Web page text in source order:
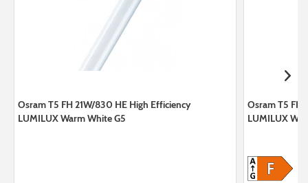
Osram T5 FH 21W/830 HE High Efficiency
LUMILUX Warm White G5
Osram T5 FH
LUMILUX